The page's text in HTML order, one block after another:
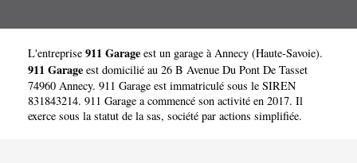
L'entreprise 911 Garage est un garage à Annecy (Haute-Savoie).
911 Garage est domicilié au 26 B Avenue Du Pont De Tasset
74960 Annecy. 911 Garage est immatriculé sous le SIREN
831843214. 911 Garage a commencé son activité en 2017. Il
exerce sous la statut de la sas, société par actions simplifiée.